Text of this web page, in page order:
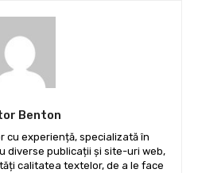
Benton
cu experiență, specializată în
diverse publicații și site-uri web,
calitatea textelor, de a le face